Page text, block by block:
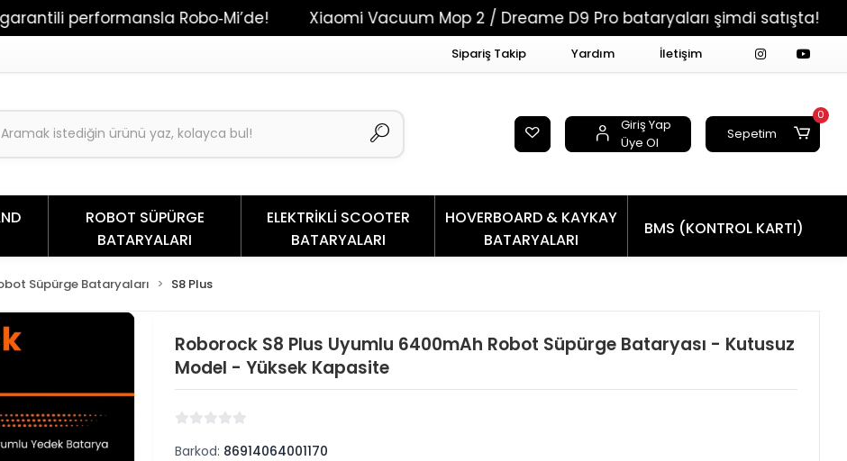
Robo‑Mi’de! Xiaomi Vacuum Mop 2 / Dreame D9 Pro bataryaları şimdi satışta! Tüm
Sipariş Takip Yardım İletişim
Giriş Yap
Üye Ol
Sepetim
0
ROBOT SÜPÜRGE
BATARYALARI
ELEKTRİKLİ SCOOTER
BATARYALARI
HOVERBOARD & KAYKAY
BATARYALARI
BMS (KONTROL KARTI)
Süpürge Bataryaları S8 Plus
Roborock S8 Plus Uyumlu 6400mAh Robot Süpürge Bataryası - Kutusuz
Model - Yüksek Kapasite
Barkod: 86914064001170